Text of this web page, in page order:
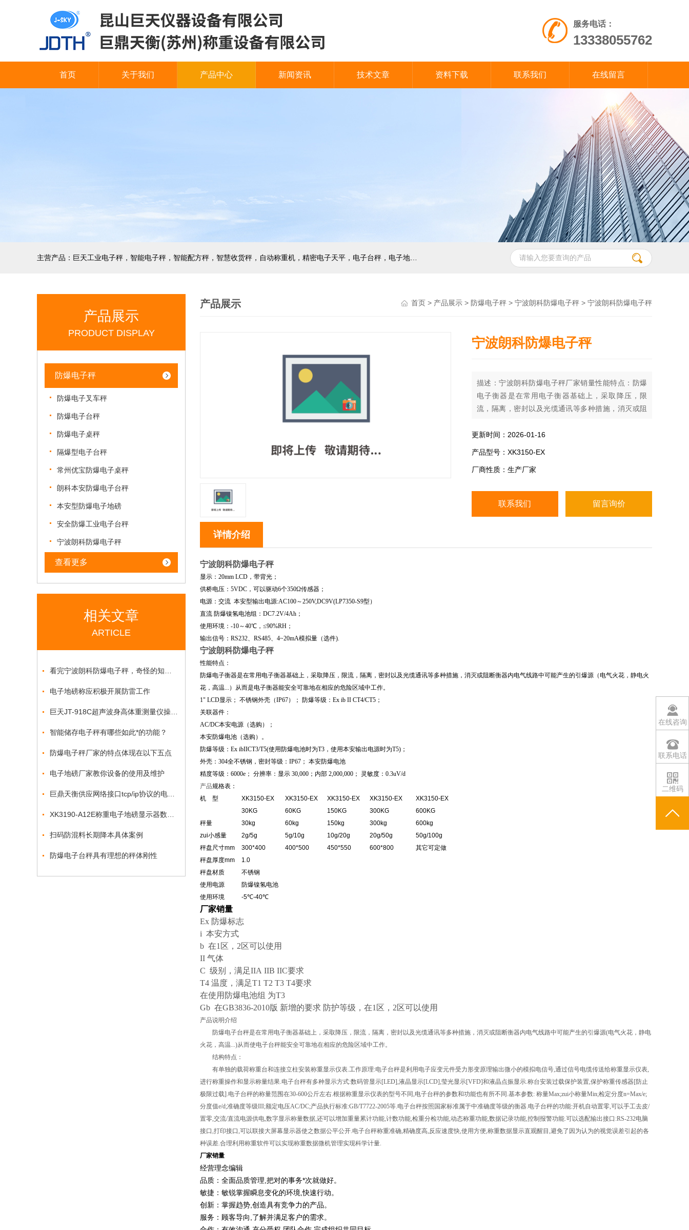
服务电话：
13338055762
首页 关于我们 产品中心 新闻资讯 技术文章 资料下载 联系我们 在线留言
产品展示
PRODUCT DISPLAY
防爆电子秤
防爆电子叉车秤
防爆电子台秤
防爆电子桌秤
隔爆型电子台秤
常州优宝防爆电子桌秤
朗科本安防爆电子台秤
本安型防爆电子地磅
安全防爆工业电子台秤
宁波朗科防爆电子秤
查看更多
相关文章
ARTICLE
电子地磅称应积极开展防雷工作
智能储存电子秤有哪些如此*的功能？
防爆电子秤厂家的特点体现在以下五点
电子地磅厂家教你设备的使用及维护
扫码防混料长期降本具体案例
防爆电子台秤具有理想的秤体刚性
产品展示 首页 > 产品展示 > 防爆电子秤 > 宁波朗科防爆电子秤 > 宁波朗科防爆电子秤
宁波朗科防爆电子秤
描述：宁波朗科防爆电子秤厂家销量性能特点：防爆
电子衡器是在常用电子衡器基础上，采取降压，限
流，隔离，密封以及光缆通讯等多种措施，消灭或阻
静电火花，高温...）从而是电子衡器能安全可靠地在
相应的危险区域中工作。1“ LCD显示； 不锈钢外壳
件： AC/DC本安电源（选购）；
更新时间：2026-01-16
产品型号：XK3150-EX
厂商性质：生产厂家
联系我们 留言询价
详情介绍
宁波朗科防爆电子秤
显示：20mm LCD，带背光；
供桥电压：5VDC，可以驱动6个350Ω传感器；
电源：交流 本安型输出电源:AC100～250V,DC9V(LP7350-S9型）
直流 防爆镍氢电池组：DC7.2V/4Ah；
使用环境：-10～40℃，≤90%RH；
输出信号：RS232、RS485、4~20mA模拟量（选件).
宁波朗科防爆电子秤
性能特点：
防爆电子衡器是在常用电子衡器基础上，采取降压，限流，隔离，密封以及光缆通讯等多种措施，消灭或阻断衡器内电气线路中可能产生的引爆源（电气火花，静电火
花，高温...）从而是电子衡器能安全可靠地在相应的危险区域中工作。
1" LCD显示； 不锈钢外壳（IP67）； 防爆等级：Ex ib II CT4/CT5；
关联器件：
AC/DC本安电源（选购）；
本安防爆电池（选购）。
防爆等级：Ex ibIICT3/T5(使用防爆电池时为T3，使用本安输出电源时为T5)；
外壳： 304全不锈钢，密封等级：IP67； 本安防爆电池
精度等级：6000e； 分辨率：显示 30,000；内部 2,000,000； 灵敏度：0.3uV/d
产品规格表：
机 型
XK3150-EX
30KG
XK3150-EX
60KG
XK3150-EX
150KG
XK3150-EX
300KG
XK3150-EX
600KG
秤量
30kg 60kg 150kg 300kg
600kg
zui小感量
2g/5g 5g/10g 10g/20g 20g/50g
50g/100g
秤盘尺寸mm
300*400 400*500 450*550 600*800
其它可定做
秤盘厚度mm
1.0
秤盘材质
不锈钢
使用电源
防爆镍氢电池
使用环境
-5℃-40℃
厂家销量
Ex 防爆标志
i 本安方式
b 在1区，2区可以使用
II 气体
C 级别，满足IIA IIB IIC要求
T4 温度，满足T1 T2 T3 T4要求
在使用防爆电池组 为T3
Gb 在GB3836-2010版 新增的要求 防护等级，在1区，2区可以使用
产品说明介绍
防爆电子台秤是在常用电子衡器基础上，采取降压，限流，隔离，密封以及光缆通讯等多种措施，消灭或阻断衡器内电气线路中可能产生的引爆源(电气火花，静电
火花，高温...)从而使电子台秤能安全可靠地在相应的危险区域中工作。
结构特点：
有单独的载荷称重台和连接立柱安装称重显示仪表.工作原理:电子台秤是利用电子应变元件受力形变原理输出微小的模拟电信号,通过信号电缆传送给称重显示仪表,
进行称重操作和显示称量结果.电子台秤有多种显示方式:数码管显示[LED],液晶显示[LCD],莹光显示[VFD]和液晶点振显示.称台安装过载保护装置,保护称重传感器[防止
极限过载].电子台秤的称量范围在30-600公斤左右.根据称重显示仪表的型号不同,电子台秤的参数和功能也有所不同.基本参数: 称量Max;zui小称量Min;检定分度n=Max/e;
分度值e/d;准确度等级III;额定电压AC/DC;产品执行标准:GB/T7722-2005等.电子台秤按照国家标准属于中准确度等级的衡器.电子台秤的功能:开机自动置零,可以手工去皮/
置零,交流/直流电源供电,数字显示称量数据,还可以增加重量累计功能,计数功能,检重分检功能,动态称重功能,数据记录功能,控制报警功能.可以选配输出接口:RS-232电脑
接口,打印接口,可以联接大屏幕显示器使之数据公平公开.电子台秤称重准确,精确度高,反应速度快,使用方便,称重数据显示直观醒目,避免了因为认为的视觉误差引起的各
种误差.合理利用称重软件可以实现称重数据微机管理实现科学计量.
厂家销量
经营理念编辑
品质：全面品质管理,把对的事务*次就做好。
敏捷：敏锐掌握瞬息变化的环境,快速行动。
创新：掌握趋势,创造具有竞争力的产品。
服务：顾客导向,了解并满足客户的需求。
在线咨询
联系电话
二维码